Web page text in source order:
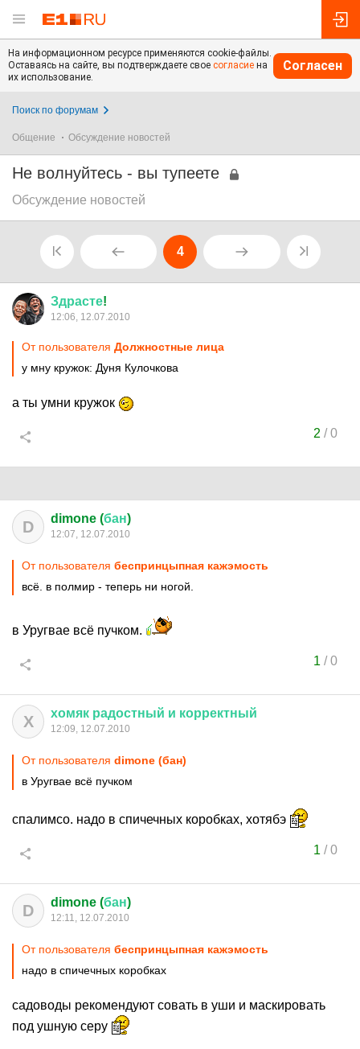
На информационном ресурсе применяются cookie-файлы.
Оставаясь на сайте, вы подтверждаете свое согласие на
их использование.
Согласен
Поиск по форумам
Общение Обсуждение новостей
Не волнуйтесь - вы тупеете
Обсуждение новостей
4
Здрасте!
12:06, 12.07.2010
От пользователя Должностные лица
у мну кружок: Дуня Кулочкова
а ты умни кружок
2 /0
D dimone (бан)
12:07, 12.07.2010
От пользователя беспринцыпная кажэмость
всё. в полмир - теперь ни ногой.
в Уругвае всё пучком.
1 /0
Х хомяк радостный и корректный
12:09, 12.07.2010
От пользователя dimone (бан)
в Уругвае всё пучком
спалимсо. надо в спичечных коробках, хотябэ
1 /0
D dimone (бан)
12:11, 12.07.2010
От пользователя беспринцыпная кажэмость
надо в спичечных коробках
садоводы рекомендуют совать в уши и маскировать
под ушную серу